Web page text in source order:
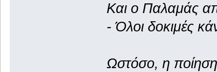
Και ο Παλαμάς
- Όλοι δοκιμές
Ωστόσο, η